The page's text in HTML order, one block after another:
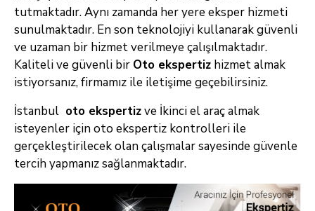
tutmaktadır. Aynı zamanda her yere eksper hizmeti
sunulmaktadır. En son teknolojiyi kullanarak güvenli
ve uzaman bir hizmet verilmeye çalışılmaktadır.
Kaliteli ve güvenli bir Oto ekspertiz hizmet almak
istiyorsanız, firmamız ile iletişime geçebilirsiniz.
İstanbul oto ekspertizve İkinci el araç almak
isteyenler için oto ekspertiz kontrolleri ile
gerçekleştirilecek olan çalışmalar sayesinde güvenle
tercih yapmanız sağlanmaktadır.